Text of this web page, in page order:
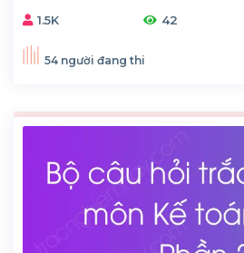
1.5K 42
54 người đang thi